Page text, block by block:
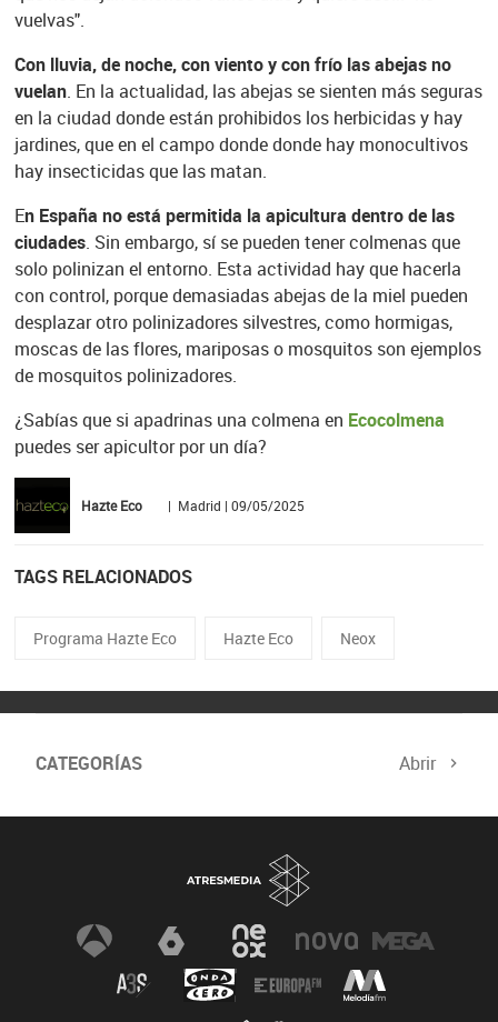
vuelvas".
Con lluvia, de noche, con viento y con frío las abejas no
vuelan. En la actualidad, las abejas se sienten más seguras
en la ciudad donde están prohibidos los herbicidas y hay
jardines, que en el campo donde donde hay monocultivos
hay insecticidas que las matan.
En España no está permitida la apicultura dentro de las
ciudades. Sin embargo, sí se pueden tener colmenas que
solo polinizan el entorno. Esta actividad hay que hacerla
con control, porque demasiadas abejas de la miel pueden
desplazar otro polinizadores silvestres, como hormigas,
moscas de las flores, mariposas o mosquitos son ejemplos
de mosquitos polinizadores.
¿Sabías que si apadrinas una colmena en Ecocolmena
puedes ser apicultor por un día?
Hazte Eco | Madrid | 09/05/2025
TAGS RELACIONADOS
Programa Hazte Eco Hazte Eco Neox
CATEGORÍAS Abrir
Biodiversidad Cambio Climático